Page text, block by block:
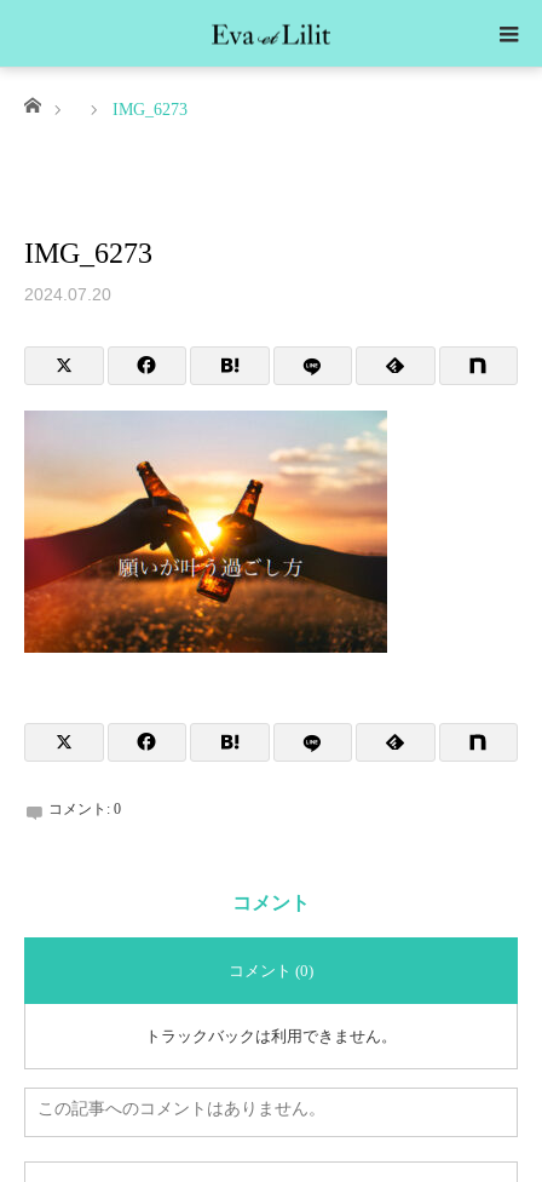
ホーム IMG_6273
IMG_6273
2024.07.20
コメント: 0
コメント
コメント (0)
トラックバックは利用できません。
この記事へのコメントはありません。